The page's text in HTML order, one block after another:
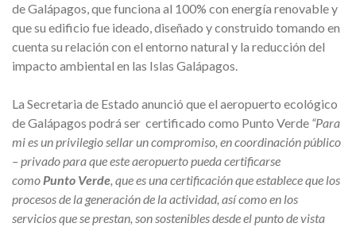
de Galápagos, que funciona al 100% con energía renovable y
que su edificio fue ideado, diseñado y construido tomando en
cuenta su relación con el entorno natural y la reducción del
impacto ambiental en las Islas Galápagos.
La Secretaria de Estado anunció que el aeropuerto ecológico
de Galápagos podrá ser certificado como Punto Verde “Para
mi es un privilegio sellar un compromiso, en coordinación público
– privado para que este aeropuerto pueda certificarse
comoPunto Verde, que es una certificación que establece que los
procesos de la generación de la actividad, así como en los
servicios que se prestan, son sostenibles desde el punto de vista